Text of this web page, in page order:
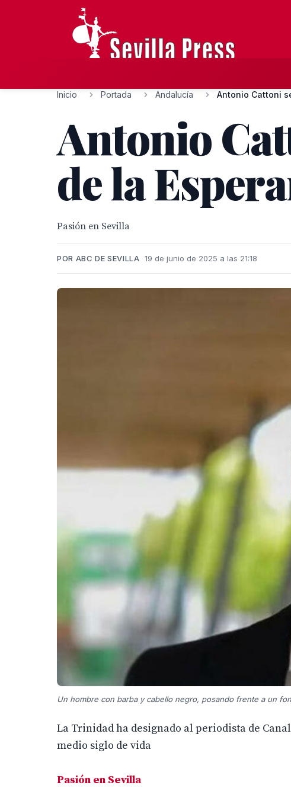
Inicio Portada Andalucía Antonio Cattoni
Antonio
de la
Pasión en Sevilla
POR ABC DE SEVILLA 19 de junio de 2025 a las 21:18
Un hombre con barba y cabello negro, posando frente a un
La Trinidad ha designado al periodista de
medio siglo de vida
Pasión en Sevilla